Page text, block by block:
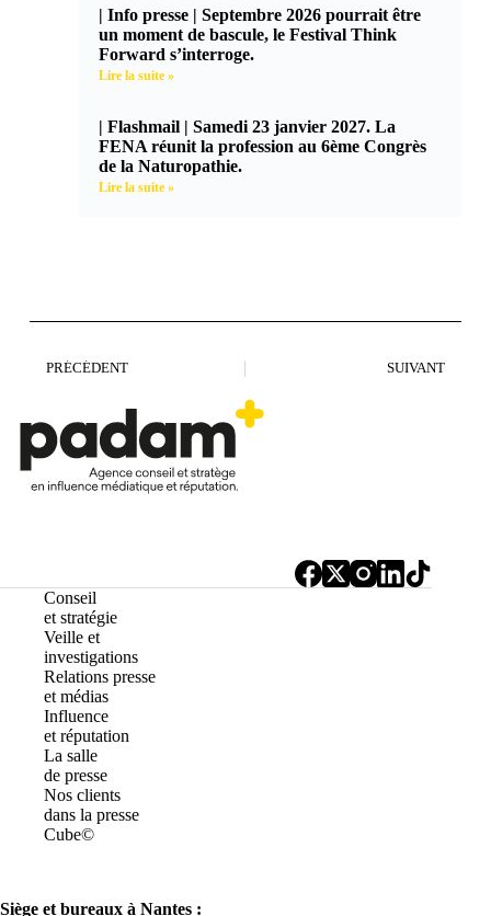
| Info presse | Septembre 2026 pourrait être
un moment de bascule, le Festival Think
Forward s’interroge.
Lire la suite »
| Flashmail | Samedi 23 janvier 2027. La
FENA réunit la profession au 6ème Congrès
de la Naturopathie.
Lire la suite »
PRÉCÉDENT SUIVANT
Conseil
et stratégie
Veille et
investigations
Relations presse
et médias
Influence
et réputation
La salle
de presse
Nos clients
dans la presse
Cube©
Siège et bureaux à Nantes :